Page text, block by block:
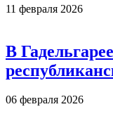
11 февраля 2026
В
06 февраля 2026